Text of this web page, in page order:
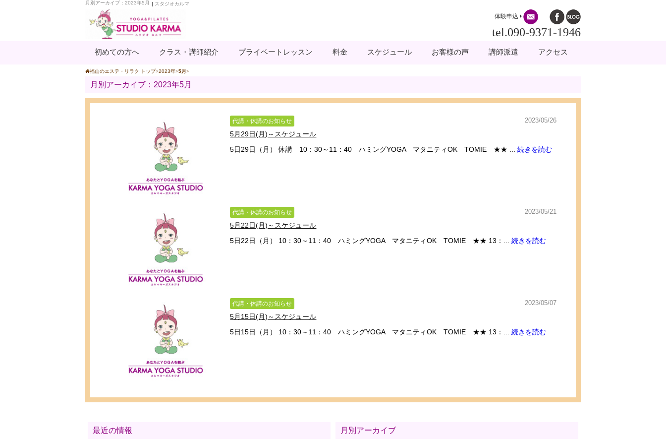
月別アーカイブ：2023年5月 | スタジオカルマ
体験申込
tel.090-9371-1946
初めての方へ クラス・講師紹介 プライベートレッスン 料金 スケジュール お客様の声 講師派遣 アクセス
福山のエステ・リラク トップ 2023年 5月
月別アーカイブ：2023年5月
代講・休講のお知らせ 2023/05/26
5月29日(月)～スケジュール
5日29日（月） 休講 10：30～11：40 ハミングYOGA マタニティOK TOMIE ★★ ...続きを読む
代講・休講のお知らせ 2023/05/21
5月22日(月)～スケジュール
5日22日（月） 10：30～11：40 ハミングYOGA マタニティOK TOMIE ★★ 13：...続きを読む
代講・休講のお知らせ 2023/05/07
5月15日(月)～スケジュール
5日15日（月） 10：30～11：40 ハミングYOGA マタニティOK TOMIE ★★ 13：...続きを読む
最近の情報 月別アーカイブ